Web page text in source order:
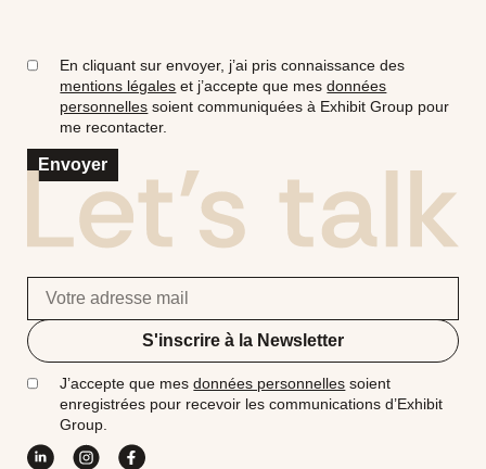
En cliquant sur envoyer, j’ai pris connaissance des
mentions légales et j’accepte que mesdonnées
personnelles soient communiquées à Exhibit Group pour
me recontacter.
Envoyer
J’accepte que mesdonnées personnelles soient
enregistrées pour recevoir les communications d’Exhibit
Group.
S'inscrire à la Newsletter